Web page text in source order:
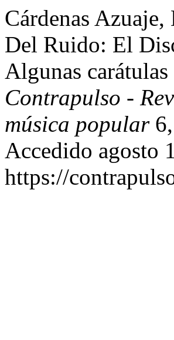
Cárdenas
Del Ruido: El
Algunas
Contrapulso -
música popular6,
Accedido agosto
https://